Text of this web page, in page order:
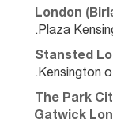
London
Plaza
Stansted
Kensington
The Park
Gatwick